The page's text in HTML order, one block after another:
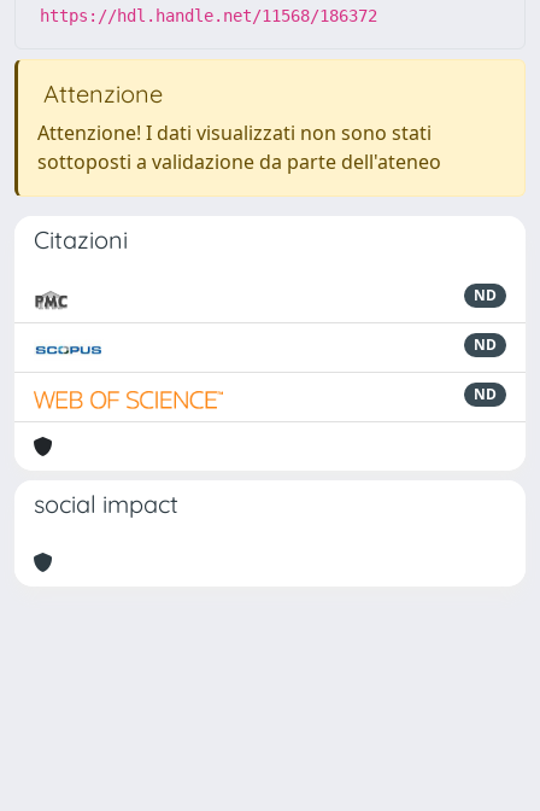
https://hdl.handle.net/11568/186372
Attenzione
Attenzione! I dati visualizzati non sono stati
sottoposti a validazione da parte dell'ateneo
Citazioni
ND
ND
ND
social impact